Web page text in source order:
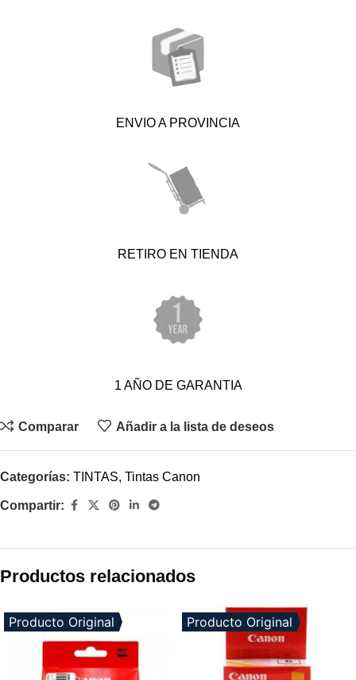
ENVIO A PROVINCIA
RETIRO EN TIENDA
1 AÑO DE GARANTIA
Comparar Añadir a la lista de deseos
Categorías: TINTAS, Tintas Canon
Compartir:
Productos relacionados
Producto Original Producto Original